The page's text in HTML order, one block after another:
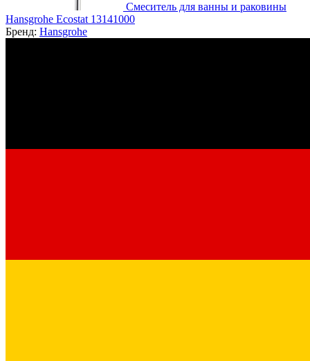
Смеситель для ванны и раковины
Hansgrohe Ecostat 13141000
Бренд: Hansgrohe